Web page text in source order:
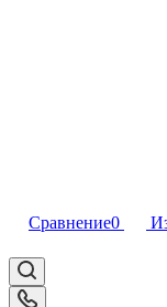
Сравнение0